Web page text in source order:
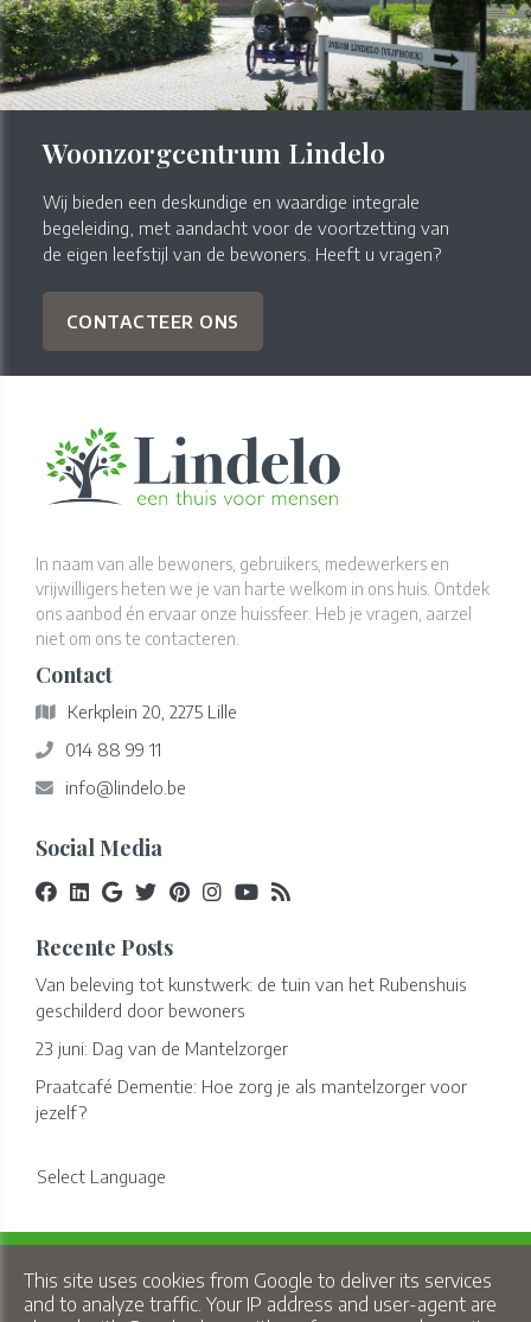
Woonzorgcentrum Lindelo
Wij bieden een deskundige en waardige integrale
begeleiding, met aandacht voor de voortzetting van
de eigen leefstijl van de bewoners. Heeft u vragen?
CONTACTEER ONS
In naam van alle bewoners, gebruikers, medewerkers en
vrijwilligers heten we je van harte welkom in ons huis. Ontdek
ons aanbod én ervaar onze huissfeer. Heb je vragen, aarzel
niet om ons te contacteren.
Contact
Kerkplein 20, 2275 Lille
014 88 99 11
info@lindelo.be
Social Media
Recente Posts
Van beleving tot kunstwerk: de tuin van het Rubenshuis
geschilderd door bewoners
23 juni: Dag van de Mantelzorger
Praatcafé Dementie: Hoe zorg je als mantelzorger voor
jezelf?
Select Language
Privacy & Cookies| UP-TO-DATE WebDesign
This site uses cookies from Google to deliver its services
and to analyze traffic. Your IP address and user-agent are